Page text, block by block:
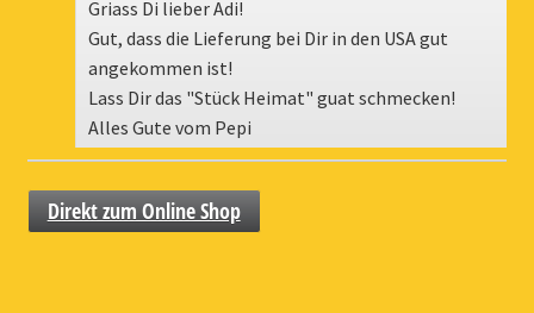
Griass Di lieber Adi!
Gut, dass die Lieferung bei Dir in den USA gut
angekommen ist!
Lass Dir das "Stück Heimat" guat schmecken!
Alles Gute vom Pepi
Direkt zum Online Shop